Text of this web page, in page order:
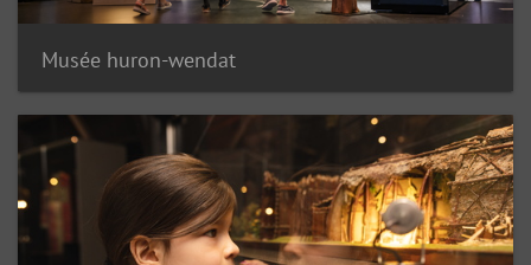
Musée huron-wendat